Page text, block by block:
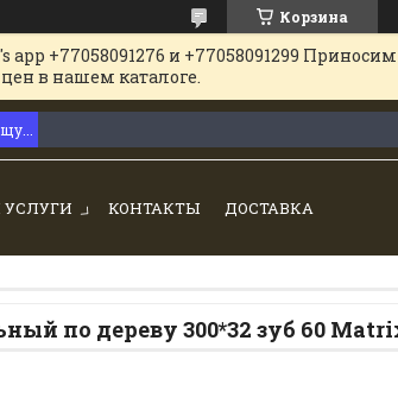
Корзина
+77058091276 и +77058091299
в нашем каталоге.
КОНТАКТЫ ДОСТАВКА
по дереву 300*32 зуб 60